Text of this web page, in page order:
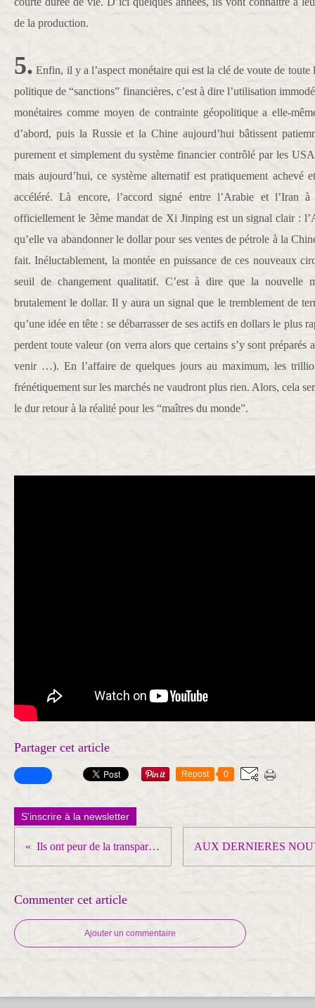
de la production.
5. Enfin, il y a l’aspect monétaire qui est la clé de voute de toute
politique de “sanctions” financières, c’est à dire l’utilisation
monétaires comme moyen de contrainte géopolitique a elle-
d’abord, puis la Russie et la Chine aujourd’hui bâtissent
purement et simplement du système financier contrôlé par les
mais aujourd’hui, ce système alternatif est pratiquement achevé
accéléré. Là encore, l’accord signé entre l’Arabie et l’Iran
officiellement le 3ème mandat de Xi Jinping est un signal clair :
qu’elle va abandonner le dollar pour ses ventes de pétrole à la
fait. Inéluctablement, la montée en puissance de ces nouveaux
seuil de changement qualitatif. C’est à dire que la nouvelle
brutalement le dollar. Il y aura un signal que le tremblement de
qu’une idée en tête : se débarrasser de ses actifs en dollars le plus
perdent toute valeur (on verra alors que certains s’y sont préparés
venir …). En l’affaire de quelques jours au maximum, les
frénétiquement sur les marchés ne vaudront plus rien. Alors, cela
le dur retour à la réalité pour les “maîtres du monde”.
Partager cet article
Repost 0
S'inscrire à la newsletter
Ils ont peur de la transparence ... et de la poursuite des luttes !
Commenter cet article
Ajouter un commentaire